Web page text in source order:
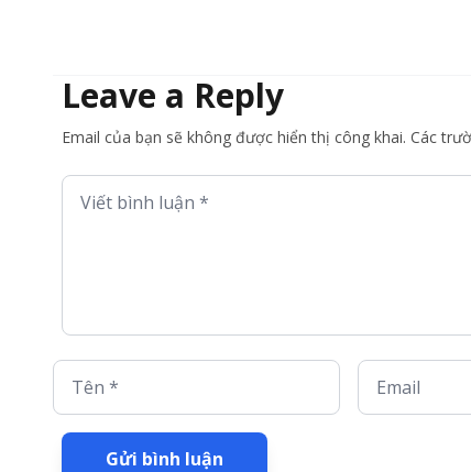
Leave a Reply
Email của bạn sẽ không được hiển thị công khai. Các
Viết bình luận *
Tên * Email
Gửi bình luận